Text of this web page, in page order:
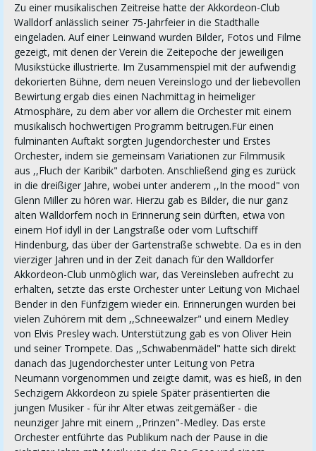
Zu einer musikalischen Zeitreise hatte der Akkordeon-Club
Walldorf anlässlich seiner 75-Jahrfeier in die Stadthalle
eingeladen. Auf einer Leinwand wurden Bilder, Fotos und Filme
gezeigt, mit denen der Verein die Zeitepoche der jeweiligen
Musikstücke illustrierte. Im Zusammenspiel mit der aufwendig
dekorierten Bühne, dem neuen Vereinslogo und der liebevollen
Bewirtung ergab dies einen Nachmittag in heimeliger
Atmosphäre, zu dem aber vor allem die Orchester mit einem
musikalisch hochwertigen Programm beitrugen.Für einen
fulminanten Auftakt sorgten Jugendorchester und Erstes
Orchester, indem sie gemeinsam Variationen zur Filmmusik
aus ,,Fluch der Karibik" darboten. Anschließend ging es zurück
in die dreißiger Jahre, wobei unter anderem ,,In the mood" von
Glenn Miller zu hören war. Hierzu gab es Bilder, die nur ganz
alten Walldorfern noch in Erinnerung sein dürften, etwa von
einem Hof idyll in der Langstraße oder vom Luftschiff
Hindenburg, das über der Gartenstraße schwebte. Da es in den
vierziger Jahren und in der Zeit danach für den Walldorfer
Akkordeon-Club unmöglich war, das Vereinsleben aufrecht zu
erhalten, setzte das erste Orchester unter Leitung von Michael
Bender in den Fünfzigern wieder ein. Erinnerungen wurden bei
vielen Zuhörern mit dem ,,Schneewalzer" und einem Medley
von Elvis Presley wach. Unterstützung gab es von Oliver Hein
und seiner Trompete. Das ,,Schwabenmädel" hatte sich direkt
danach das Jugendorchester unter Leitung von Petra
Neumann vorgenommen und zeigte damit, was es hieß, in den
Sechzigern Akkordeon zu spiele Später präsentierten die
jungen Musiker - für ihr Alter etwas zeitgemäßer - die
neunziger Jahre mit einem ,,Prinzen"-Medley. Das erste
Orchester entführte das Publikum nach der Pause in die